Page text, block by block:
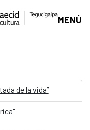
MENÚ
de la vida”